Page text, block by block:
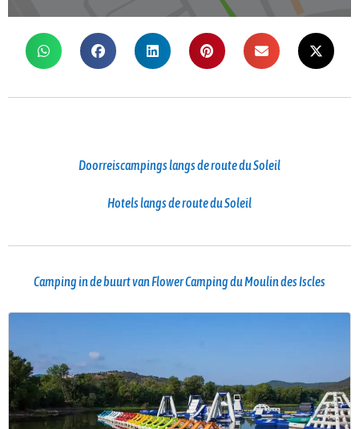
Doorreiscampings langs de route du Soleil
Hotels langs de route du Soleil
Camping in de buurt van Flower Camping du Moulin des Iscles